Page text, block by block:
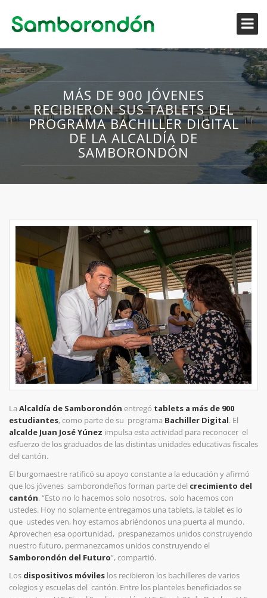
MÁS DE 900 JÓVENES
RECIBIERON SUS TABLETS DEL
PROGRAMA BACHILLER DIGITAL
DE LA ALCALDÍA DE
SAMBORONDÓN
La Alcaldía de Samborondón entregó tablets a más de 900
estudiantes, como parte de su programa Bachiller Digital. El
alcalde Juan José Yúnez impulsa esta actividad para reconocer el
esfuerzo de los graduados de las distintas unidades educativas fiscales
del cantón.
El burgomaestre ratificó su apoyo constante a la educación y afirmó
que los jóvenes samborondeños forman parte del crecimiento del
cantón. “Esto no lo hacemos solo nosotros, solo hacemos con
ustedes. Hoy no solamente entregamos una tablets, la tablet es lo
que ustedes ven, hoy estamos abriéndonos una puerta al mundo.
Aprovechen esa oportunidad, prespanezamos unidos construyendo
nuestro futuro, permanezcamos unidos construyendo el
Samborondón del Futuro”, compartió.
Los dispositivos móviles los recibieron los bachilleres de varios
colegios y escuelas del cantón. Entre los planteles beneficiados se